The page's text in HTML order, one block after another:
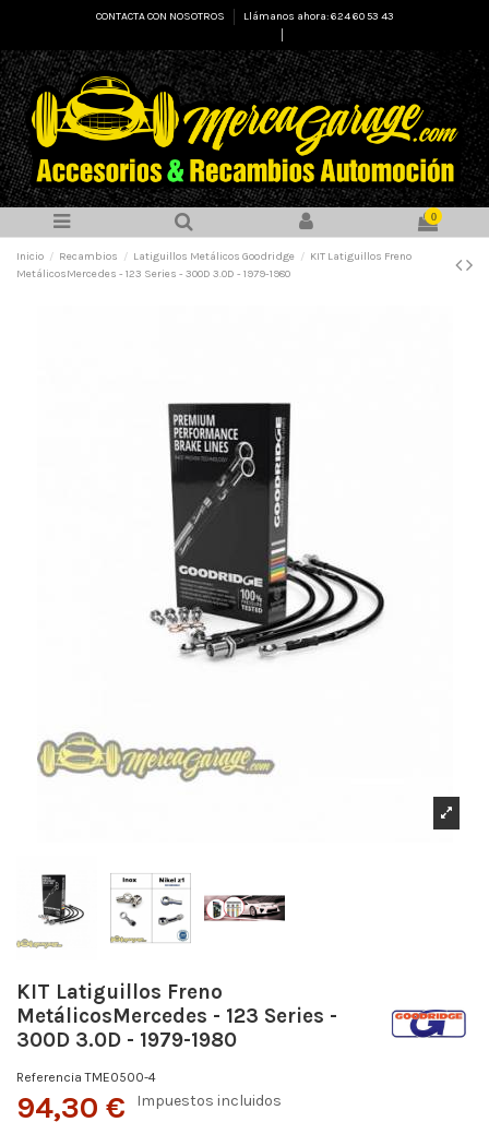
CONTACTA CON NOSOTROS
Llámanos ahora: 624 60 53 43
0
Inicio Recambios Latiguillos Metálicos Goodridge
KIT Latiguillos Freno
MetálicosMercedes - 123 Series - 300D 3.0D - 1979-1980
KIT Latiguillos Freno
MetálicosMercedes - 123 Series -
300D 3.0D - 1979-1980
Referencia TME0500-4
94,30 € Impuestos incluidos